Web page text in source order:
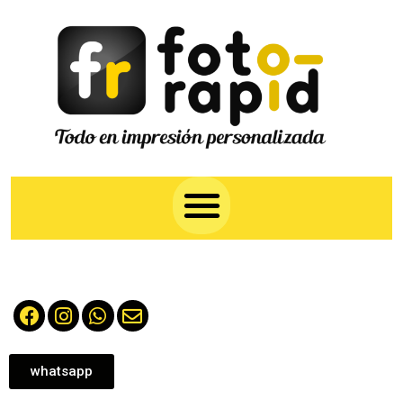
whatsapp